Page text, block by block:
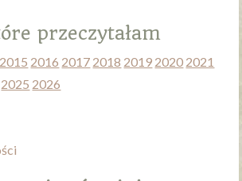
przeczytałam
2015 2016 2017 2018 2019 2020 2021
2025 2026